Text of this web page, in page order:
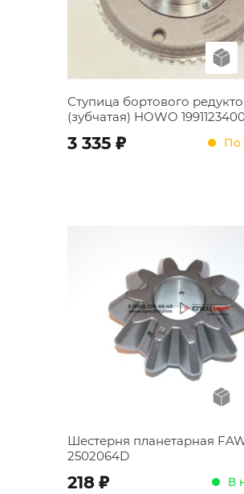
Ступица бортового
(зубчатая) HOWO
3 335 ; По
Шестерня планетарная
2502064D
218 ; В